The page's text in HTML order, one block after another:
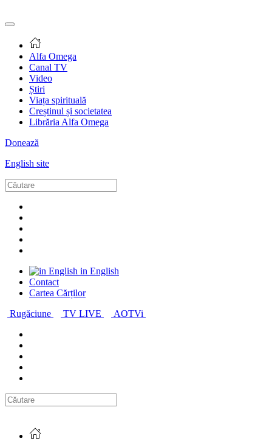
Alfa Omega
Canal TV
Video
Știri
Viața spirituală
Creștinul și societatea
Librăria Alfa Omega
Donează
English site
in English
Contact
Cartea Cărților
Rugăciune
TV LIVE AOTVi